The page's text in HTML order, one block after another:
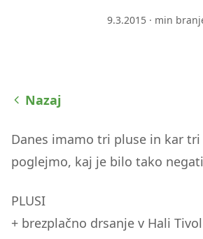
9.3.2015 · min
Nazaj
Danes imamo tri pluse in kar tri
poglejmo, kaj je bilo tako
PLUSI
+ brezplačno drsanje v Hali